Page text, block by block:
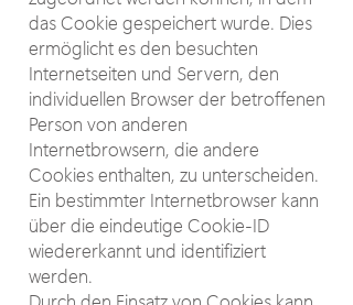
das Cookie gespeichert wurde. Dies
ermöglicht es den besuchten
Internetseiten und Servern, den
individuellen Browser der betroffenen
Person von anderen
Internetbrowsern, die andere
Cookies enthalten, zu unterscheiden.
Ein bestimmter Internetbrowser kann
über die eindeutige Cookie-ID
wiedererkannt und identifiziert
werden.